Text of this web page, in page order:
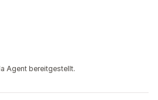
Agent bereitgestellt.